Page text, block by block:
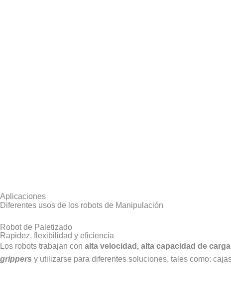
Aplicaciones
Diferentes usos de los robots de Manipulación
Robot de Paletizado
Rapidez, flexibilidad y eficiencia
Los robots trabajan con alta velocidad, alta capacidad de
grippers y utilizarse para diferentes soluciones, tales como: